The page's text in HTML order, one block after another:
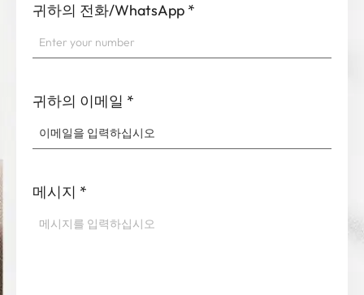
귀하의 전화/WhatsApp *
귀하의 이메일 *
메시지 *